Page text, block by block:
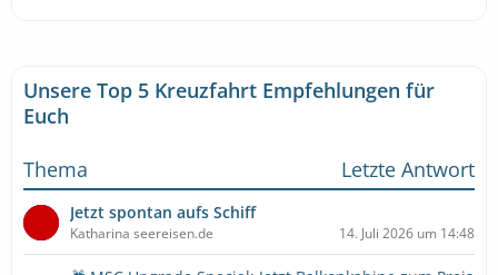
Unsere Top 5 Kreuzfahrt Empfehlungen für
Euch
Thema
Letzte Antwort
Jetzt spontan aufs Schiff
Katharina seereisen.de 14. Juli 2026 um 14:48